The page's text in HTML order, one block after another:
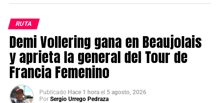
RUTA
Demi Vollering gana en Beaujolais
y aprieta la general del Tour de
Francia Femenino
Publicado Hace 1 hora el 5 agosto, 2026
Por Sergio Urrego Pedraza